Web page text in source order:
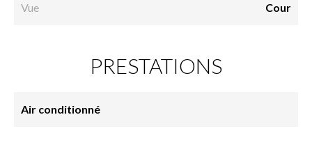
Vue Cour
PRESTATIONS
Air conditionné